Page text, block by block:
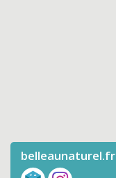
belleaunaturel.fr